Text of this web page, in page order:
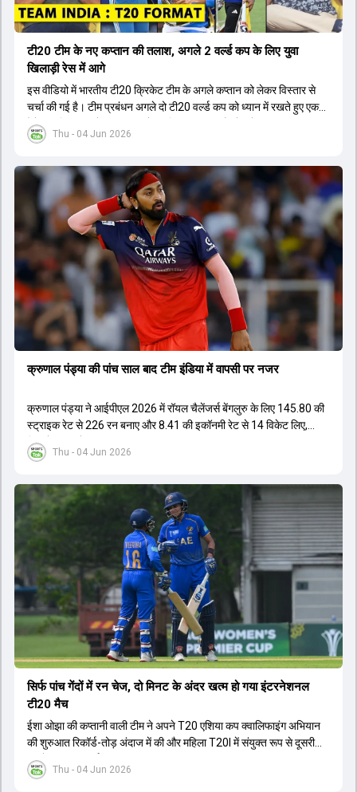
Thu - 04 Jun 2026
टी20 टीम के नए कप्तान की तलाश, अगले 2 वर्ल्ड कप के लिए युवा
खिलाड़ी रेस में आगे
इस वीडियो में भारतीय टी20 क्रिकेट टीम के अगले कप्तान को लेकर विस्तार से
चर्चा की गई है। टीम प्रबंधन अगले दो टी20 वर्ल्ड कप को ध्यान में रखते हुए एक
ऐसे युवा खिलाड़ी को कप्तान बनाने पर विचार कर रहा है जो लंबे समय तक टीम का
नेतृत्व कर सके। चर्चा में बताया गया है कि टी20 टीम को टेस्ट और वनडे टीम से
घरेलू क्रिकेट में कप्तानी का अनुभव है, जबकि कुछ ऐसे भी हैं जिनके पास अनुभव
नहीं है लेकिन उम्र उनके पक्ष में है। दूसरी ओर, कई दिग्गज और अनुभवी खिलाड़ी
इस कप्तानी की दौड़ से बाहर बताए जा रहे हैं। विकेटकीपर की भूमिका को लेकर भी
स्पष्टता दी गई है कि टी20 में ओपनिंग करने वाले विकेटकीपर को ही प्राथमिकता दी
जाएगी। टीम का मुख्य लक्ष्य एक ऐसा कप्तान चुनना है जो अगले चार से आठ साल
तक टीम की कमान संभाल सके।
Thu - 04 Jun 2026
क्रुणाल पंड्या की पांच साल बाद टीम इंडिया में वापसी पर नजर
क्रुणाल पंड्या ने आईपीएल 2026 में रॉयल चैलेंजर्स बेंगलुरु के लिए 145.80 की
स्ट्राइक रेट से 226 रन बनाए और 8.41 की इकॉनमी रेट से 14 विकेट लिए,
जिससे RCB ने अपना लगातार दूसरा IPL टाइटल जीता.
Thu - 04 Jun 2026
सिर्फ पांच गेंदों में रन चेज, दो मिनट के अंदर खत्म हो गया इंटरनेशनल
टी20 मैच
ईशा ओझा की कप्तानी वाली टीम ने अपने T20 एशिया कप क्वालिफाइंग अभियान
की शुरुआत रिकॉर्ड-तोड़ अंदाज में की और महिला T20I में संयुक्त रूप से दूसरी
सबसे बड़ी जीत दर्ज की.